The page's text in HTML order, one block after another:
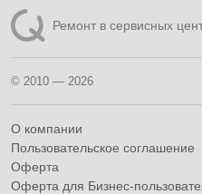
Ремонт в сервисных
© 2010 — 2026
О компании
Пользовательское соглашение
Оферта
Оферта для Бизнес-